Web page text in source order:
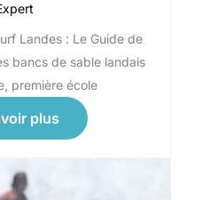
Landes : Le Guide de
bancs de sable landais
première école
plus